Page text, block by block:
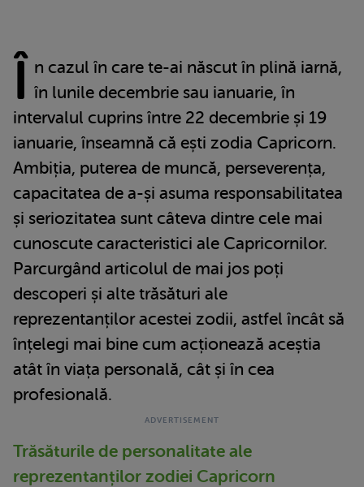
Î n cazul în care te-ai născut în plină iarnă,
în lunile decembrie sau ianuarie, în
intervalul cuprins între 22 decembrie și 19
ianuarie, înseamnă că ești zodia Capricorn.
Ambiția, puterea de muncă, perseverența,
capacitatea de a-și asuma responsabilitatea
și seriozitatea sunt câteva dintre cele mai
cunoscute caracteristici ale Capricornilor.
Parcurgând articolul de mai jos poți
descoperi și alte trăsături ale
reprezentanților acestei zodii, astfel încât să
înțelegi mai bine cum acționează aceștia
atât în viața personală, cât și în cea
profesională.
Trăsăturile de personalitate ale
reprezentanților zodiei Capricorn